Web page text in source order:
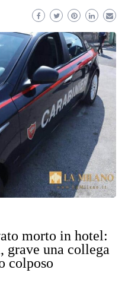
morto in hotel:
grave una collega
colposo